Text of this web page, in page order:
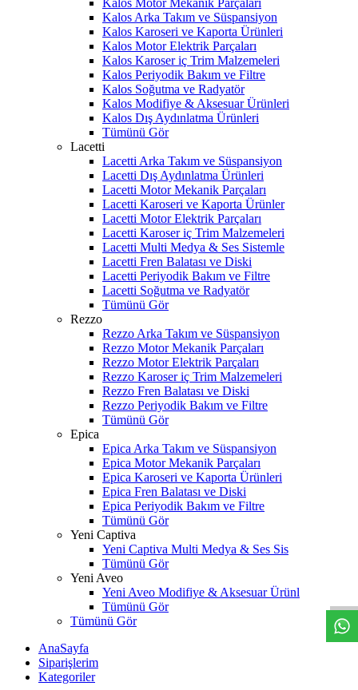
Kalos Motor Mekanik Parçaları
Kalos Arka Takım ve Süspansiyon
Kalos Karoseri ve Kaporta Ürünleri
Kalos Motor Elektrik Parçaları
Kalos Karoser iç Trim Malzemeleri
Kalos Periyodik Bakım ve Filtre
Kalos Soğutma ve Radyatör
Kalos Modifiye & Aksesuar Ürünleri
Kalos Dış Aydınlatma Ürünleri
Tümünü Gör
Lacetti
Lacetti Arka Takım ve Süspansiyon
Lacetti Dış Aydınlatma Ürünleri
Lacetti Motor Mekanik Parçaları
Lacetti Karoseri ve Kaporta Ürünler
Lacetti Motor Elektrik Parçaları
Lacetti Karoser iç Trim Malzemeleri
Lacetti Multi Medya & Ses Sistemle
Lacetti Fren Balatası ve Diski
Lacetti Periyodik Bakım ve Filtre
Lacetti Soğutma ve Radyatör
Tümünü Gör
Rezzo
Rezzo Arka Takım ve Süspansiyon
Rezzo Motor Mekanik Parçaları
Rezzo Motor Elektrik Parçaları
Rezzo Karoser iç Trim Malzemeleri
Rezzo Fren Balatası ve Diski
Rezzo Periyodik Bakım ve Filtre
Tümünü Gör
Epica
Epica Arka Takım ve Süspansiyon
Epica Motor Mekanik Parçaları
Epica Karoseri ve Kaporta Ürünleri
Epica Fren Balatası ve Diski
Epica Periyodik Bakım ve Filtre
Tümünü Gör
Yeni Captiva
Yeni Captiva Multi Medya & Ses Sis
Tümünü Gör
Yeni Aveo
Yeni Aveo Modifiye & Aksesuar Ürünl
Tümünü Gör
Tümünü Gör
AnaSayfa
Siparişlerim
Kategoriler